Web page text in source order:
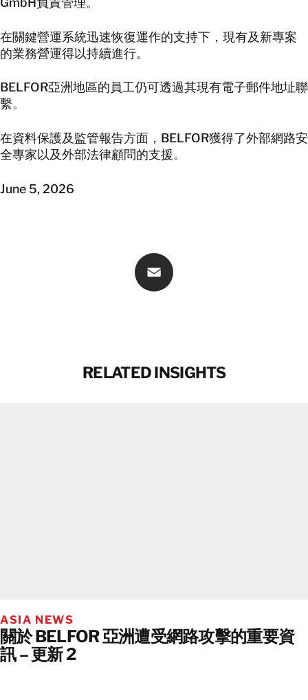
在關鍵營運系統迅速恢復運作的支持下，現有及新專案
的業務營運得以持續進行。
BELFOR亞洲地區的員工仍可透過其現有電子郵件地址聯
繫。
在資料保護及監管報告方面，BELFOR獲得了外部網路安
全專家以及外部法律顧問的支援。
June 5, 2026
RELATED INSIGHTS
ASIA NEWS
關於 BELFOR 亞洲遭受網路攻擊的重要資
訊 – 更新 2